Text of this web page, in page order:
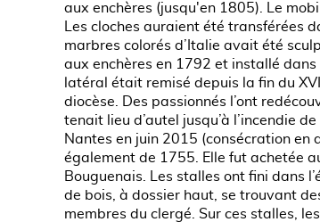
aux enchères (jusqu'en 1805). Le
Les cloches auraient été transférées
marbres colorés d’Italie avait été
aux enchères en 1792 et installé
latéral était remisé depuis la fin du
diocèse. Des passionnés l’ont
tenait lieu d’autel jusqu’à l’incendie
Nantes en juin 2015 (consécration
également de 1755. Elle fut achetée
Bouguenais. Les stalles ont fini dans
de bois, à dossier haut, se trouvant
membres du clergé. Sur ces stalles,